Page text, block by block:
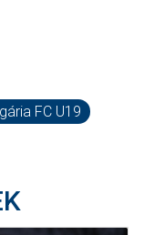
FC U19